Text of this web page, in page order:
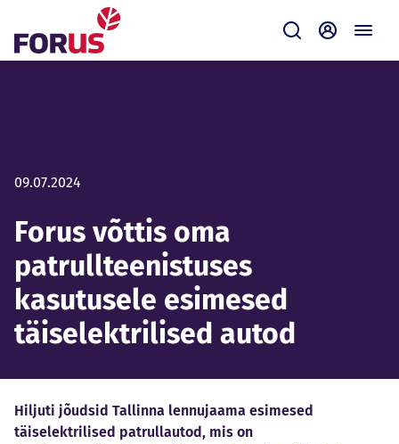
Saada
09.07.2024
Forus võttis oma
patrullteenistuses
kasutusele esimesed
täiselektrilised autod
Hiljuti jõudsid Tallinna lennujaama esimesed
täiselektrilised patrullautod, mis on